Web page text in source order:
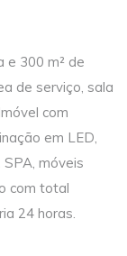
e 300 m² de
de serviço, sala
com
em LED,
móveis
com total
24 horas.